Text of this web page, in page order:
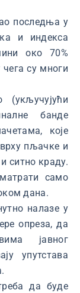
последња у
и индекса
око 70%
су многи
банде
које
пљачке и
ситно краду.
само
дана.
налазе у
опреза, да
јавног
упутстава
да буде